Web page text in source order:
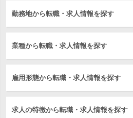
勤務地から転職・求人情報を探す
業種から転職・求人情報を探す
雇用形態から転職・求人情報を探す
求人の特徴から転職・求人情報を探す